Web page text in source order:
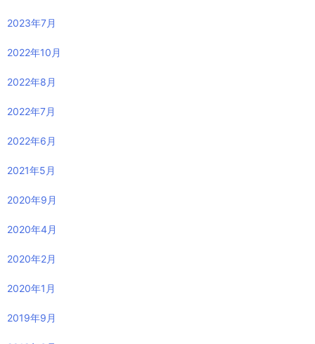
2023年7月
2022年10月
2022年8月
2022年7月
2022年6月
2021年5月
2020年9月
2020年4月
2020年2月
2020年1月
2019年9月